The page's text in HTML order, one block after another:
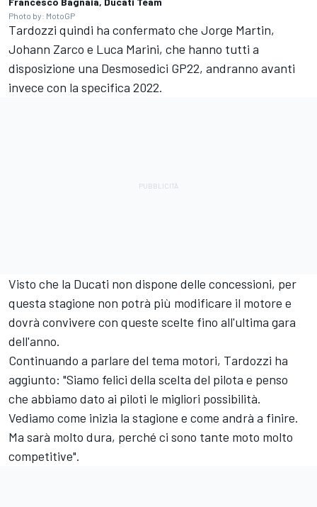
Photo by: MotoGP
Tardozzi quindi ha confermato che Jorge Martin,
Johann Zarco e Luca Marini, che hanno tutti a
disposizione una Desmosedici GP22, andranno avanti
invece con la specifica 2022.
Visto che la Ducati non dispone delle concessioni, per
questa stagione non potrà più modificare il motore e
dovrà convivere con queste scelte fino all'ultima gara
dell'anno.
Continuando a parlare del tema motori, Tardozzi ha
aggiunto: "Siamo felici della scelta del pilota e penso
che abbiamo dato ai piloti le migliori possibilità.
Vediamo come inizia la stagione e come andrà a finire.
Ma sarà molto dura, perché ci sono tante moto molto
competitive".